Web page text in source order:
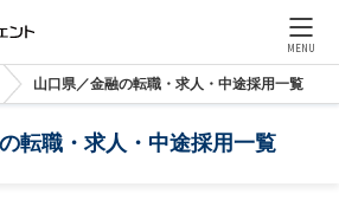
MENU
山口県／金融の転職・求人・中途採用一覧
転職・求人・中途採用一覧